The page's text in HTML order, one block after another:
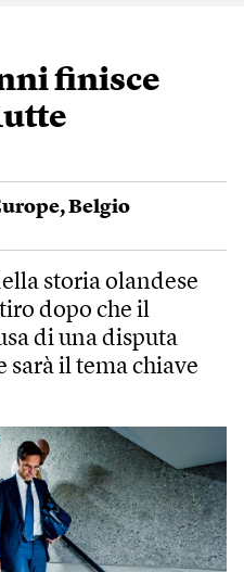
finisce
,Belgio
storia olandese
dopo che il
di una disputa
sarà il tema chiave